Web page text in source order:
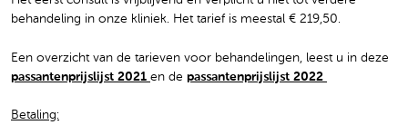
behandeling in onze kliniek. Het tarief is meestal € 219,50.
Een overzicht van de tarieven voor behandelingen, leest u in deze
passantenprijslijst 2021 en de passantenprijslijst 2022
Betaling: